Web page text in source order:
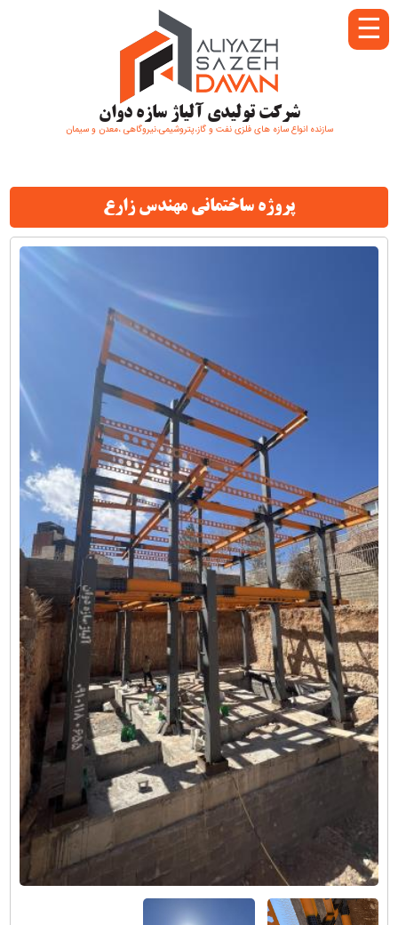
شرکت تولیدی آلیاژ سازه دوان
سازنده انواع سازه های فلزی نفت و گاز،پتروشیمی،نیروگاهی ،معدن و سیمان
☰
پروژه ساختمانی مهندس زارع